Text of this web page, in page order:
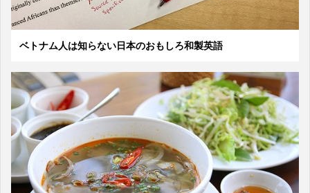
ベトナム人は知らない日本のおもしろ和製英語